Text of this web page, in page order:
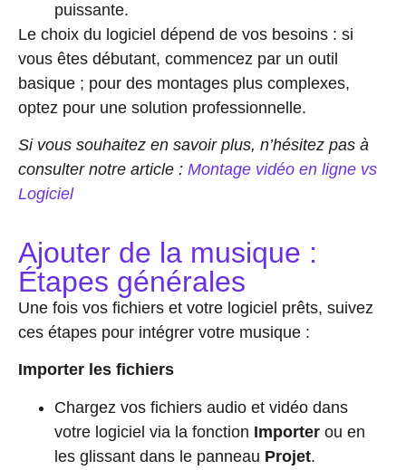
puissante.
Le choix du logiciel dépend de vos besoins : si
vous êtes débutant, commencez par un outil
basique ; pour des montages plus complexes,
optez pour une solution professionnelle.
Si vous souhaitez en savoir plus, n’hésitez pas à
consulter notre article : Montage vidéo en ligne vs
Logiciel
Ajouter de la musique :
Étapes générales
Une fois vos fichiers et votre logiciel prêts, suivez
ces étapes pour intégrer votre musique :
Importer les fichiers
Chargez vos fichiers audio et vidéo dans
votre logiciel via la fonction Importer ou en
les glissant dans le panneau Projet.